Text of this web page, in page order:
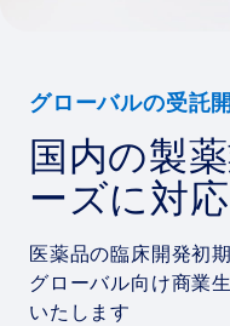
グローバルの受託
国内の製
ーズに対
医薬品の臨床開発初
グローバル向け商業
いたします